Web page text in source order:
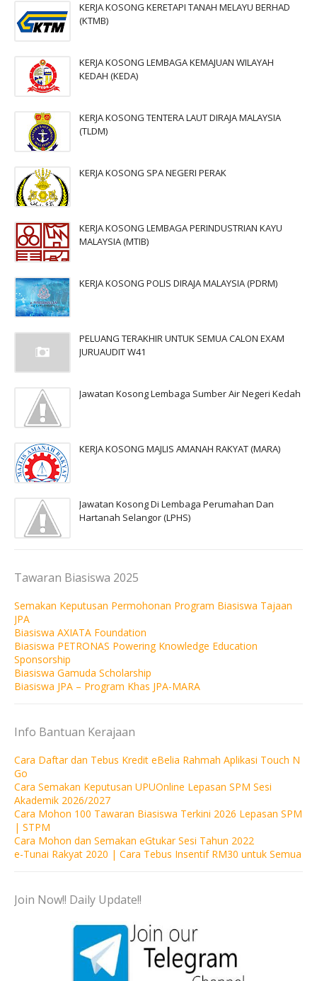
KERJA KOSONG KERETAPI TANAH MELAYU BERHAD
(KTMB)
KERJA KOSONG LEMBAGA KEMAJUAN WILAYAH
KEDAH (KEDA)
KERJA KOSONG TENTERA LAUT DIRAJA MALAYSIA
(TLDM)
KERJA KOSONG SPA NEGERI PERAK
KERJA KOSONG LEMBAGA PERINDUSTRIAN KAYU
MALAYSIA (MTIB)
KERJA KOSONG POLIS DIRAJA MALAYSIA (PDRM)
PELUANG TERAKHIR UNTUK SEMUA CALON EXAM
JURUAUDIT W41
Jawatan Kosong Lembaga Sumber Air Negeri Kedah
KERJA KOSONG MAJLIS AMANAH RAKYAT (MARA)
Jawatan Kosong Di Lembaga Perumahan Dan
Hartanah Selangor (LPHS)
Tawaran Biasiswa 2025
Semakan Keputusan Permohonan Program Biasiswa Tajaan
JPA
Biasiswa AXIATA Foundation
Biasiswa PETRONAS Powering Knowledge Education
Sponsorship
Biasiswa Gamuda Scholarship
Biasiswa JPA – Program Khas JPA-MARA
Info Bantuan Kerajaan
Cara Daftar dan Tebus Kredit eBelia Rahmah Aplikasi Touch N
Go
Cara Semakan Keputusan UPUOnline Lepasan SPM Sesi
Akademik 2026/2027
Cara Mohon 100 Tawaran Biasiswa Terkini 2026 Lepasan SPM
| STPM
Cara Mohon dan Semakan eGtukar Sesi Tahun 2022
e-Tunai Rakyat 2020 | Cara Tebus Insentif RM30 untuk Semua
Join Now!! Daily Update!!